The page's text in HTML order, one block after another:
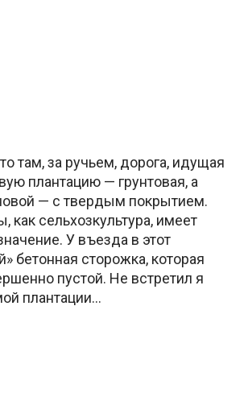
там, за ручьем, дорога, идущая
плантацию — грунтовая, а
— с твердым покрытием.
как сельхозкультура, имеет
У въезда в этот
бетонная сторожка, которая
пустой. Не встретил я
плантации…